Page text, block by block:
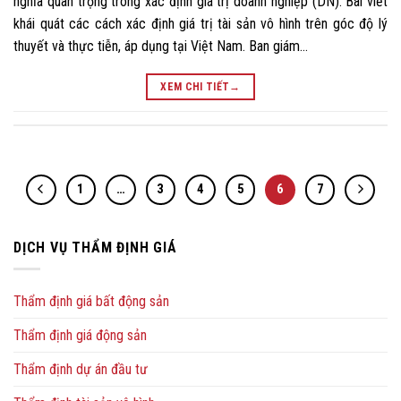
khái quát các cách xác định giá trị tài sản vô hình trên góc độ lý
thuyết và thực tiễn, áp dụng tại Việt Nam. Ban giám…
XEM CHI TIẾT →
1 … 3 4 5 6 7
DỊCH VỤ THẨM ĐỊNH GIÁ
Thẩm định giá bất động sản
Thẩm định giá động sản
Thẩm định dự án đầu tư